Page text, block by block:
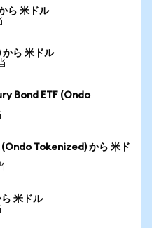
ら 米ドル
ら 米ドル
Bond ETF (Ondo
Tokenized) から 米ド
米ドル